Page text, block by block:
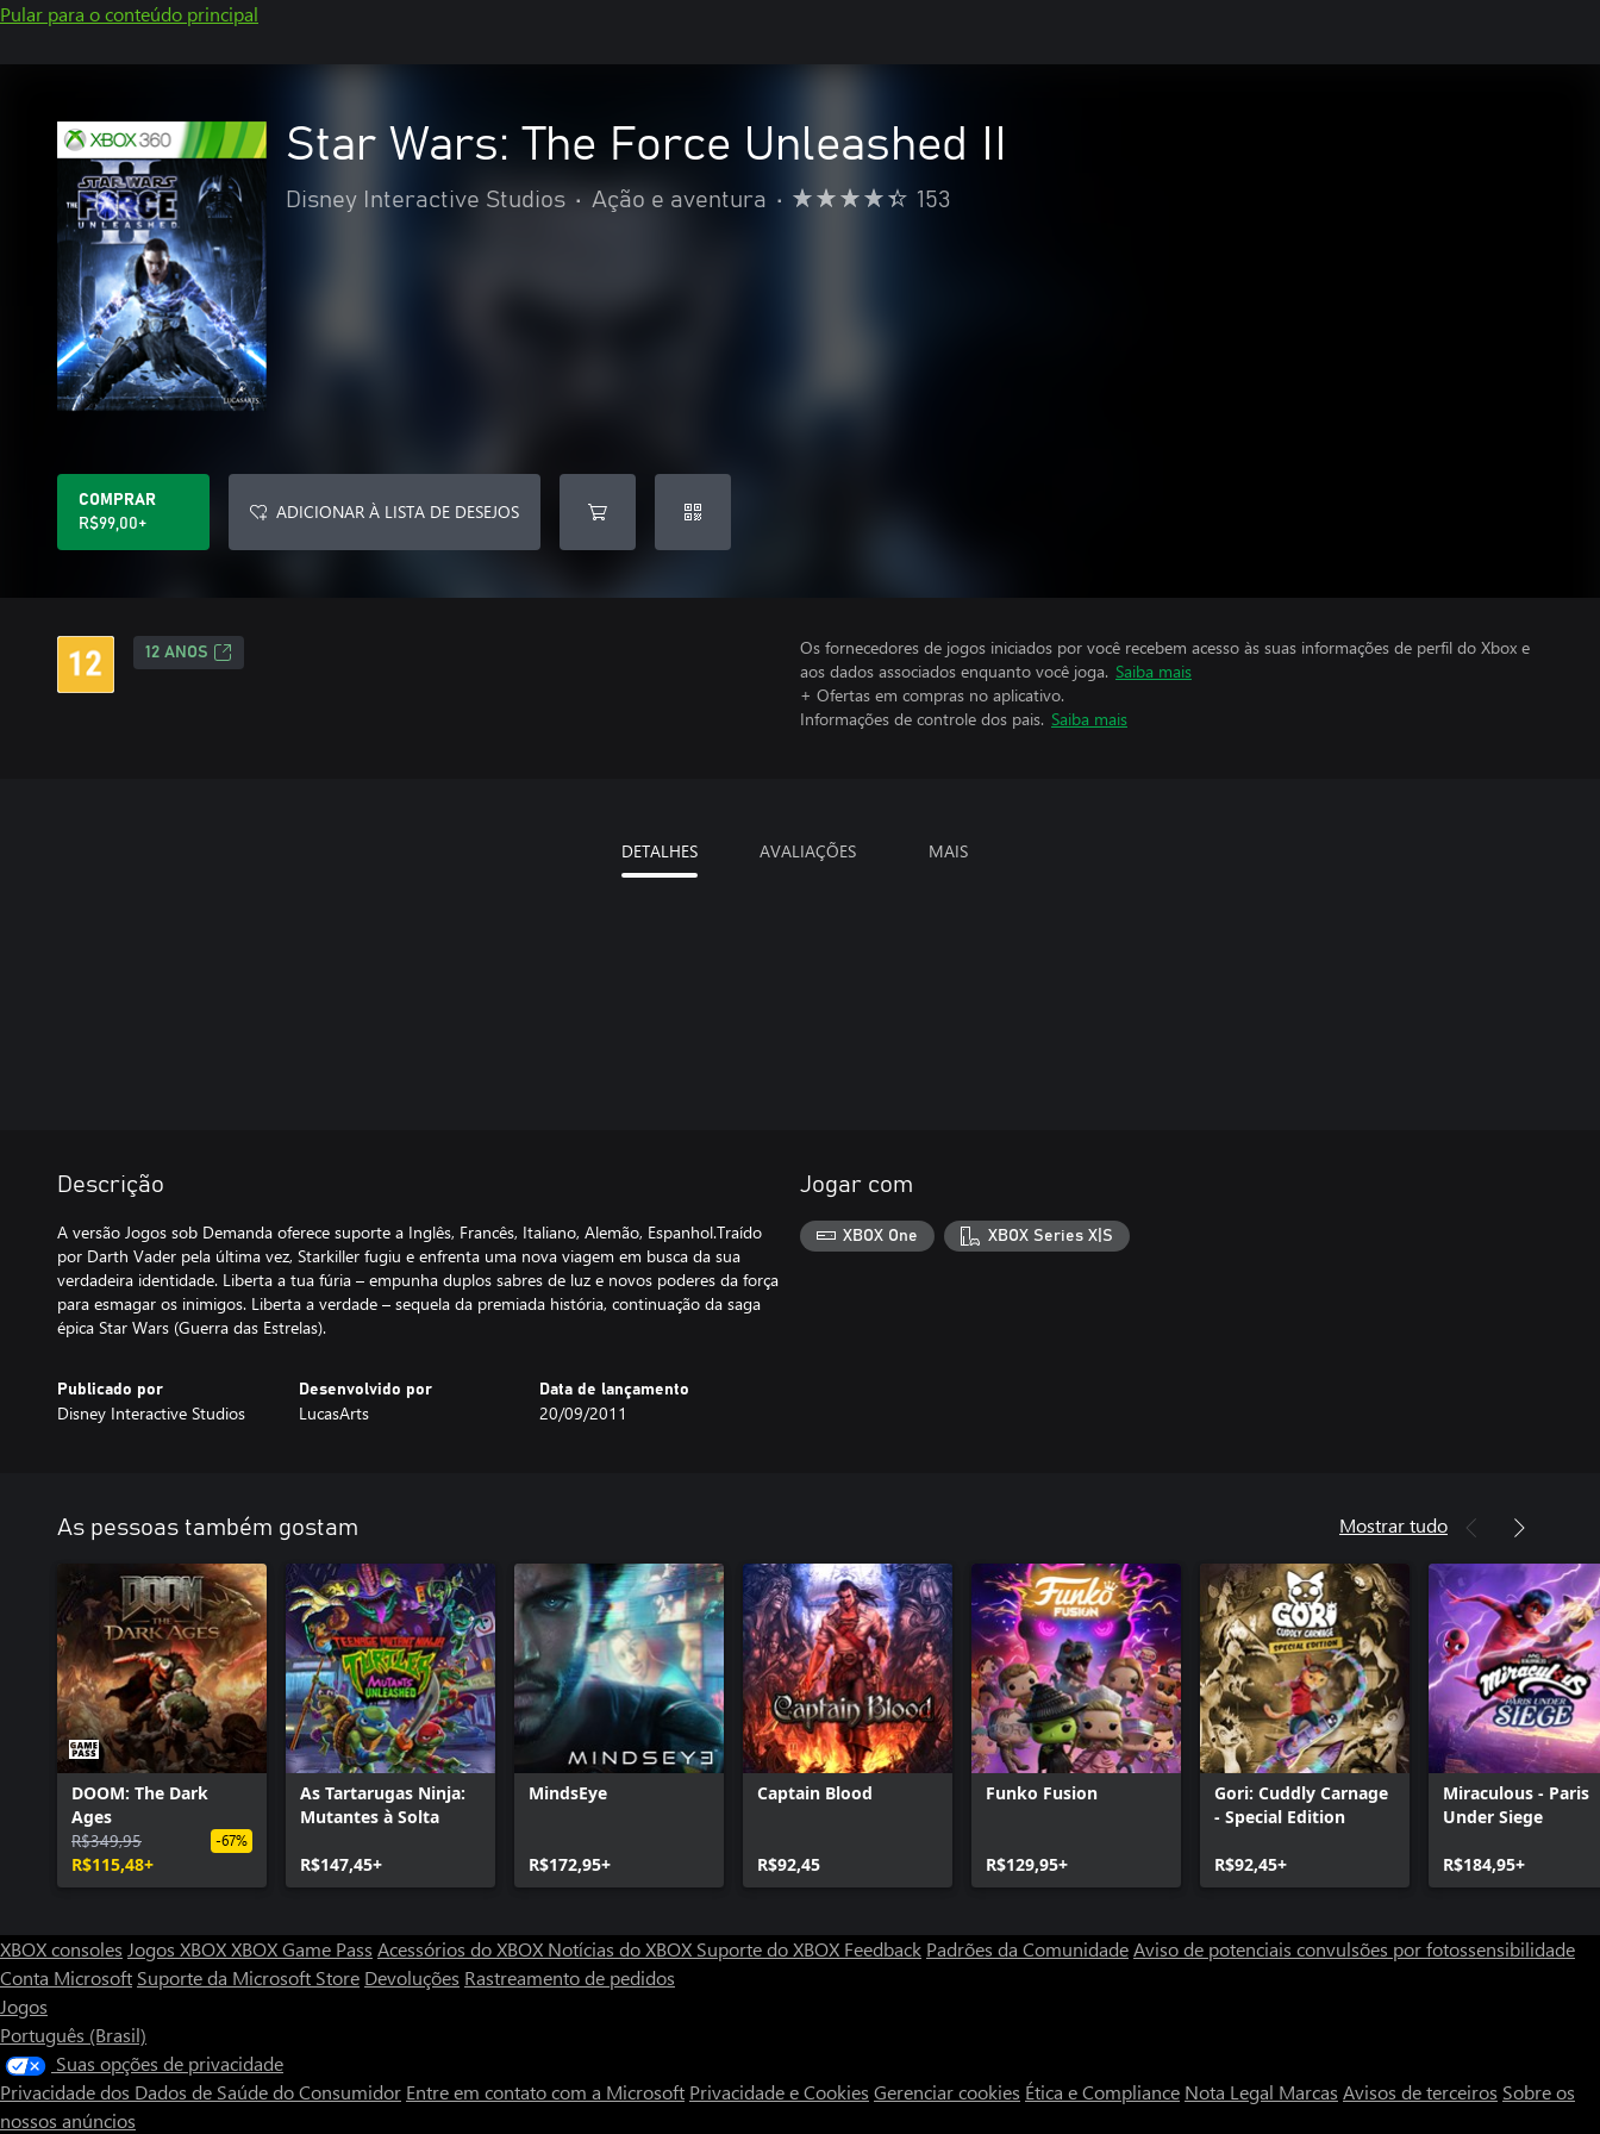
Pular para o conteúdo principal
Star Wars: The Force Unleashed II
Disney Interactive Studios • Ação e aventura • 153
COMPRAR
R$99,00+
ADICIONAR À LISTA DE DESEJOS
12 ANOS
Os fornecedores de jogos iniciados por você recebem acesso às suas informações de perfil do Xbox e
aos dados associados enquanto você joga. Saiba mais
+ Ofertas em compras no aplicativo.
Informações de controle dos pais. Saiba mais
DETALHES AVALIAÇÕES MAIS
Descrição
A versão Jogos sob Demanda oferece suporte a Inglês, Francês, Italiano, Alemão, Espanhol.Traído
por Darth Vader pela última vez, Starkiller fugiu e enfrenta uma nova viagem em busca da sua
verdadeira identidade. Liberta a tua fúria – empunha duplos sabres de luz e novos poderes da força
para esmagar os inimigos. Liberta a verdade – sequela da premiada história, continuação da saga
épica Star Wars (Guerra das Estrelas).
Publicado por
Disney Interactive Studios
Desenvolvido por
LucasArts
Data de lançamento
20/09/2011
Jogar com
XBOX One XBOX Series X|S
As pessoas também gostam Mostrar tudo
DOOM: The Dark
Ages
R$349,95
R$115,48+
-67%
As Tartarugas Ninja:
Mutantes à Solta
R$147,45+
MindsEye
R$172,95+
Captain Blood
R$92,45
Funko Fusion
R$129,95+
Gori: Cuddly Carnage
- Special Edition
R$92,45+
Miraculous - Paris
Under Siege
R$184,95+
XBOX consoles Jogos XBOXXBOX Game Pass Acessórios do XBOX Notícias do XBOX Suporte do XBOX Feedback Padrões da ComunidadeAviso de potenciais convulsões por fotossensibilidade
Conta Microsoft Suporte da Microsoft Store Devoluções Rastreamento de pedidos
Jogos
Português (Brasil)
Suas opções de privacidade
Privacidade dos Dados de Saúde do Consumidor Entre em contato com a Microsoft Privacidade e Cookies Gerenciar cookies Ética e Compliance Nota Legal Marcas Avisos de terceiros Sobre os
nossos anúncios